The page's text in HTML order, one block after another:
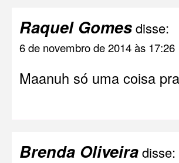
Raquel Gomesdisse:
6 de novembro de 2014 às 17:26
Maanuh só uma coisa
Brenda Oliveiradisse: